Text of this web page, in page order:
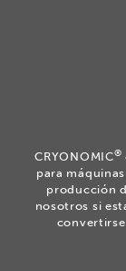
CRYONOMIC®
para
producción
nosotros si